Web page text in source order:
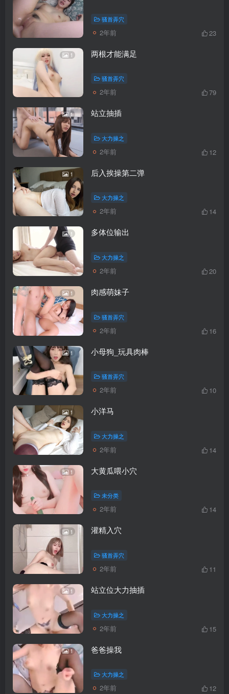
骚首弄穴
2年前 23
1 两根才能满足
骚首弄穴
2年前 79
1 站立抽插
大力操之
2年前 12
1 后入挨操第二弹
大力操之
2年前 14
1 多体位输出
大力操之
2年前 20
1 肉感萌妹子
骚首弄穴
2年前 16
1 小母狗_玩具肉棒
骚首弄穴
2年前 10
1 小洋马
大力操之
2年前 14
1 大黄瓜喂小穴
未分类
2年前 14
1 灌精入穴
骚首弄穴
2年前 11
1 站立位大力抽插
大力操之
2年前 15
1 爸爸操我
大力操之
2年前 12